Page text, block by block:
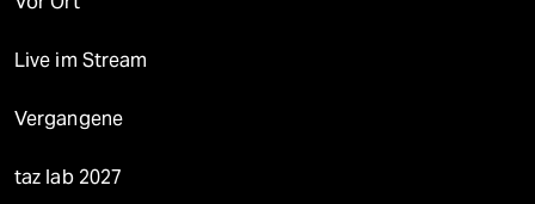
Live im Stream
Vergangene
taz lab 2027